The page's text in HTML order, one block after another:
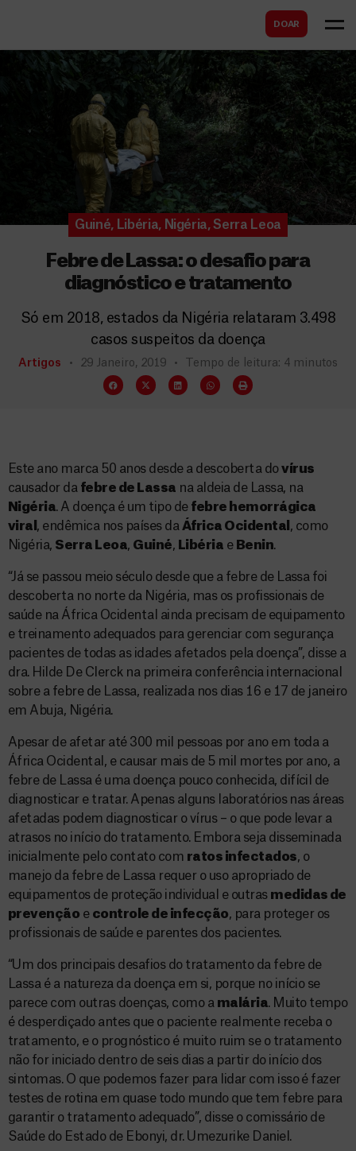
DOAR
a
r
Guiné, Libéria, Nigéria,Serra Leoa
Febre de Lassa: o desafio para
diagnóstico e tratamento
Só em 2018, estados da Nigéria relataram 3.498
casos suspeitos da doença
Artigos 29 Janeiro, 2019 Tempo de leitura: 4 minutos
Este ano marca 50 anos desde a descoberta dovírus
causador da febre de Lassa na aldeia de Lassa, na
Nigéria. A doença é um tipo de febre hemorrágica
viral , endêmica nos países da África Ocidental , como
Nigéria, Serra Leoa, Guiné, Libéria e Benin.
“Já se passou meio século desde que a febre de Lassa foi
descoberta no norte da Nigéria, mas os profissionais de
saúde na África Ocidental ainda precisam de equipamento
e treinamento adequados para gerenciar com segurança
pacientes de todas as idades afetados pela doença”, disse a
dra. Hilde De Clerck na primeira conferência internacional
sobre a febre de Lassa, realizada nos dias 16 e 17 de janeiro
em Abuja, Nigéria.
Apesar de afetar até 300 mil pessoas por ano em toda a
África Ocidental, e causar mais de 5 mil mortes por ano, a
febre de Lassa é uma doença pouco conhecida, difícil de
diagnosticar e tratar. Apenas alguns laboratórios nas áreas
afetadas podem diagnosticar o vírus – o que pode levar a
atrasos no início do tratamento. Embora seja disseminada
inicialmente pelo contato com ratos infectados, o
manejo da febre de Lassa requer o uso apropriado de
equipamentos de proteção individual e outras medidas de
prevenção e controle de infecção, para proteger os
profissionais de saúde e parentes dos pacientes.
“Um dos principais desafios do tratamento da febre de
Lassa é a natureza da doença em si, porque no início se
parece com outras doenças, como a malária. Muito tempo
é desperdiçado antes que o paciente realmente receba o
tratamento, e o prognóstico é muito ruim se o tratamento
não for iniciado dentro de seis dias a partir do início dos
sintomas. O que podemos fazer para lidar com isso é fazer
testes de rotina em quase todo mundo que tem febre para
garantir o tratamento adequado”, disse o comissário de
Saúde do Estado de Ebonyi, dr. Umezurike Daniel.
s
c
r